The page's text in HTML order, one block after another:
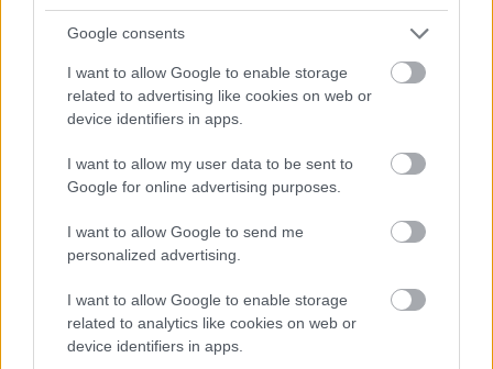
Google consents
I want to allow Google to enable storage
related to advertising like cookies on web or
device identifiers in apps.
I want to allow my user data to be sent to
Google for online advertising purposes.
I want to allow Google to send me
personalized advertising.
I want to allow Google to enable storage
related to analytics like cookies on web or
device identifiers in apps.
ΕΛΛΑΔΑ
Θεσσαλονίκη: Αθώος ο 36χρονος που είχε
εγκλωβίσει γάτα σε γυψοσανίδα